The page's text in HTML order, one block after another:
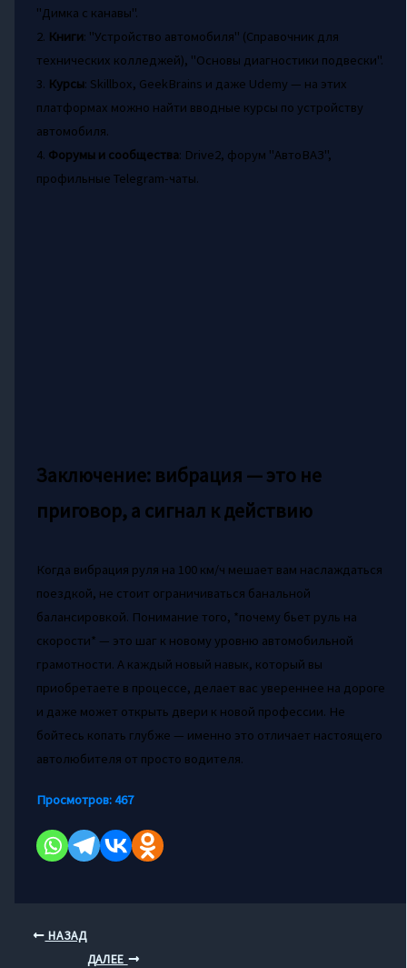
"Димка с канавы".
2. Книги: "Устройство автомобиля" (Справочник для
технических колледжей), "Основы диагностики подвески".
3. Курсы: Skillbox, GeekBrains и даже Udemy — на этих
платформах можно найти вводные курсы по устройству
автомобиля.
4. Форумы и сообщества: Drive2, форум "АвтоВАЗ",
профильные Telegram-чаты.
Заключение: вибрация — это не
приговор, а сигнал к действию
Когда вибрация руля на 100 км/ч мешает вам наслаждаться
поездкой, не стоит ограничиваться банальной
балансировкой. Понимание того, *почему бьет руль на
скорости* — это шаг к новому уровню автомобильной
грамотности. А каждый новый навык, который вы
приобретаете в процессе, делает вас увереннее на дороге
и даже может открыть двери к новой профессии. Не
бойтесь копать глубже — именно это отличает настоящего
автолюбителя от просто водителя.
Просмотров:467
НАЗАД
ДАЛЕЕ